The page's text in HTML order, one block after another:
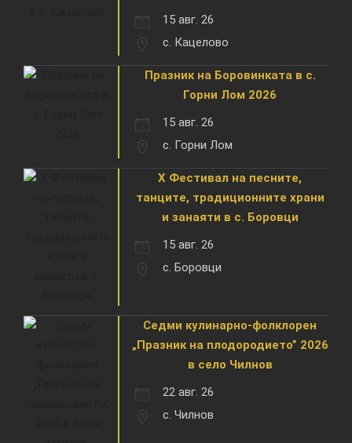
15 авг. 26
с. Кацелово
Празник на Боровинката в с.
Горни Лом 2026
15 авг. 26
с. Горни Лом
X Фестивал на песните,
танците, традиционните храни
и занаяти в с. Боровци
15 авг. 26
с. Боровци
Седми кулинарно-фолклорен
„Празник на плодородието” 2026
в село Чилнов
22 авг. 26
с. Чилнов